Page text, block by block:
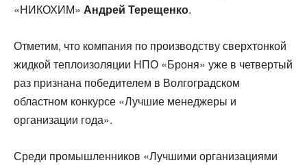
«НИКОХИМ» Андрей Терещенко.
Отметим, что компания по производству сверхтонкой
жидкой теплоизоляции НПО «Броня» уже в четвертый
раз признана победителем в Волгоградском
областном конкурсе «Лучшие менеджеры и
организации года».
Среди промышленников «Лучшими организациями